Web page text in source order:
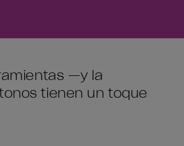
—y la
tienen un toque